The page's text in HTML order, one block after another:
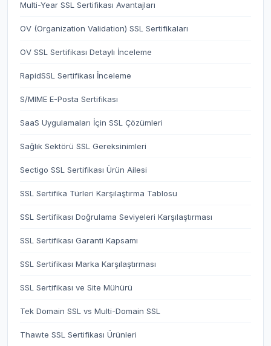
Multi-Year SSL Sertifikası Avantajları
OV (Organization Validation) SSL Sertifikaları
OV SSL Sertifikası Detaylı İnceleme
RapidSSL Sertifikası İnceleme
S/MIME E-Posta Sertifikası
SaaS Uygulamaları İçin SSL Çözümleri
Sağlık Sektörü SSL Gereksinimleri
Sectigo SSL Sertifikası Ürün Ailesi
SSL Sertifika Türleri Karşılaştırma Tablosu
SSL Sertifikası Doğrulama Seviyeleri Karşılaştırması
SSL Sertifikası Garanti Kapsamı
SSL Sertifikası Marka Karşılaştırması
SSL Sertifikası ve Site Mühürü
Tek Domain SSL vs Multi-Domain SSL
Thawte SSL Sertifikası Ürünleri